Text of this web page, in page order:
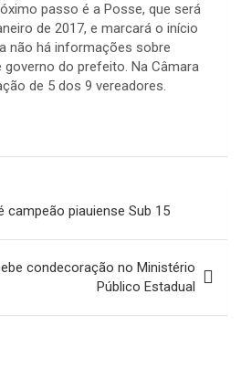
passo é a Posse, que será
de 2017, e marcará o início
não há informações sobre
governo do prefeito. Na Câmara
de 5 dos 9 vereadores.
campeão piauiense Sub 15
condecoração no Ministério
Público Estadual